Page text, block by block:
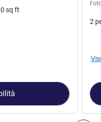
0 sq ft
2